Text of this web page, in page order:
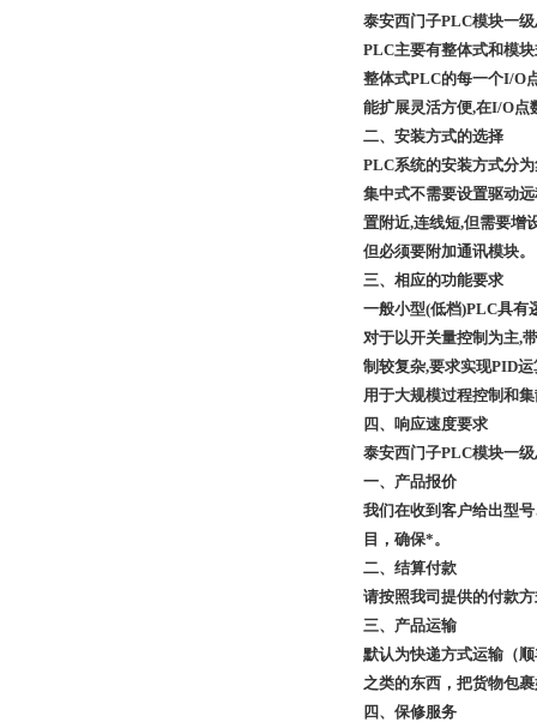
泰安西门子PLC模块一
PLC主要有整体式和模
整体式PLC的每一个I/O
能扩展灵活方便,在I/O点
二、安装方式的选择
PLC系统的安装方式分
集中式不需要设置驱动
置附近,连线短,但需要增
但必须要附加通讯模块。
三、相应的功能要求
一般小型(低档)PLC具有
对于以开关量控制为主,
制较复杂,要求实现PID
用于大规模过程控制和
四、响应速度要求
泰安西门子PLC模块一级
一、产品报价
我们在收到客户给出型
目，确保*。
二、结算付款
请按照我司提供的付款
三、产品运输
默认为快递方式运输（
之类的东西，把货物包
四、保修服务